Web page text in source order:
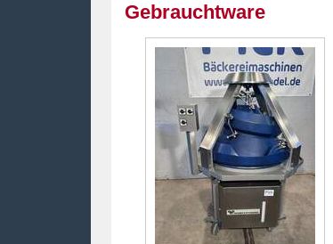
Gebrauchtware